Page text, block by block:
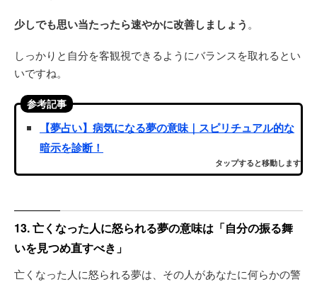
少しでも思い当たったら速やかに改善しましょう 。
しっかりと自分を客観視できるようにバランスを取れるとい
いですね。
参考記事
【夢占い】病気になる夢の意味｜スピリチュアル的な
暗示を診断！
タップすると移動します
13. 亡くなった人に怒られる夢の意味は「自分の振る舞
いを見つめ直すべき」
亡くなった人に怒られる夢は、その人があなたに何らかの警